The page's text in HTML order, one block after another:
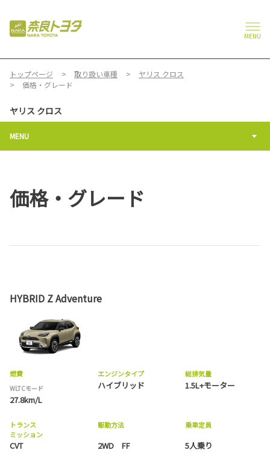
MENU
トップページ 取り扱い車種
ヤリス クロス
価格・グレード
ヤリス クロス
MENU
価格・グレード
HYBRID Z Adventure
燃費
WLTCモード
27.8km/L
エンジンタイプ
ハイブリッド
総排気量
1.5L+モーター
トランス
ミッション
CVT
駆動方法
2WD FF
乗車定員
5人乗り